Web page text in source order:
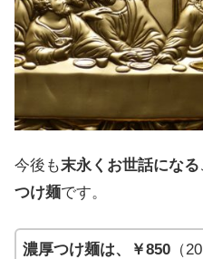
今後も末永く お世話になる
つけ麺です。
濃厚つけ麺は、￥850 （